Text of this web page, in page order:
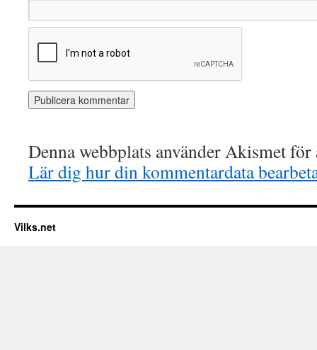
Denna webbplats använder Akismet
Lär dig hur din kommentardata
Vilks.net